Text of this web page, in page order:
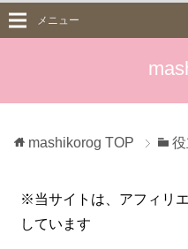
メニュー
mashikorog TOP
※当サイトは、アフィリ
しています